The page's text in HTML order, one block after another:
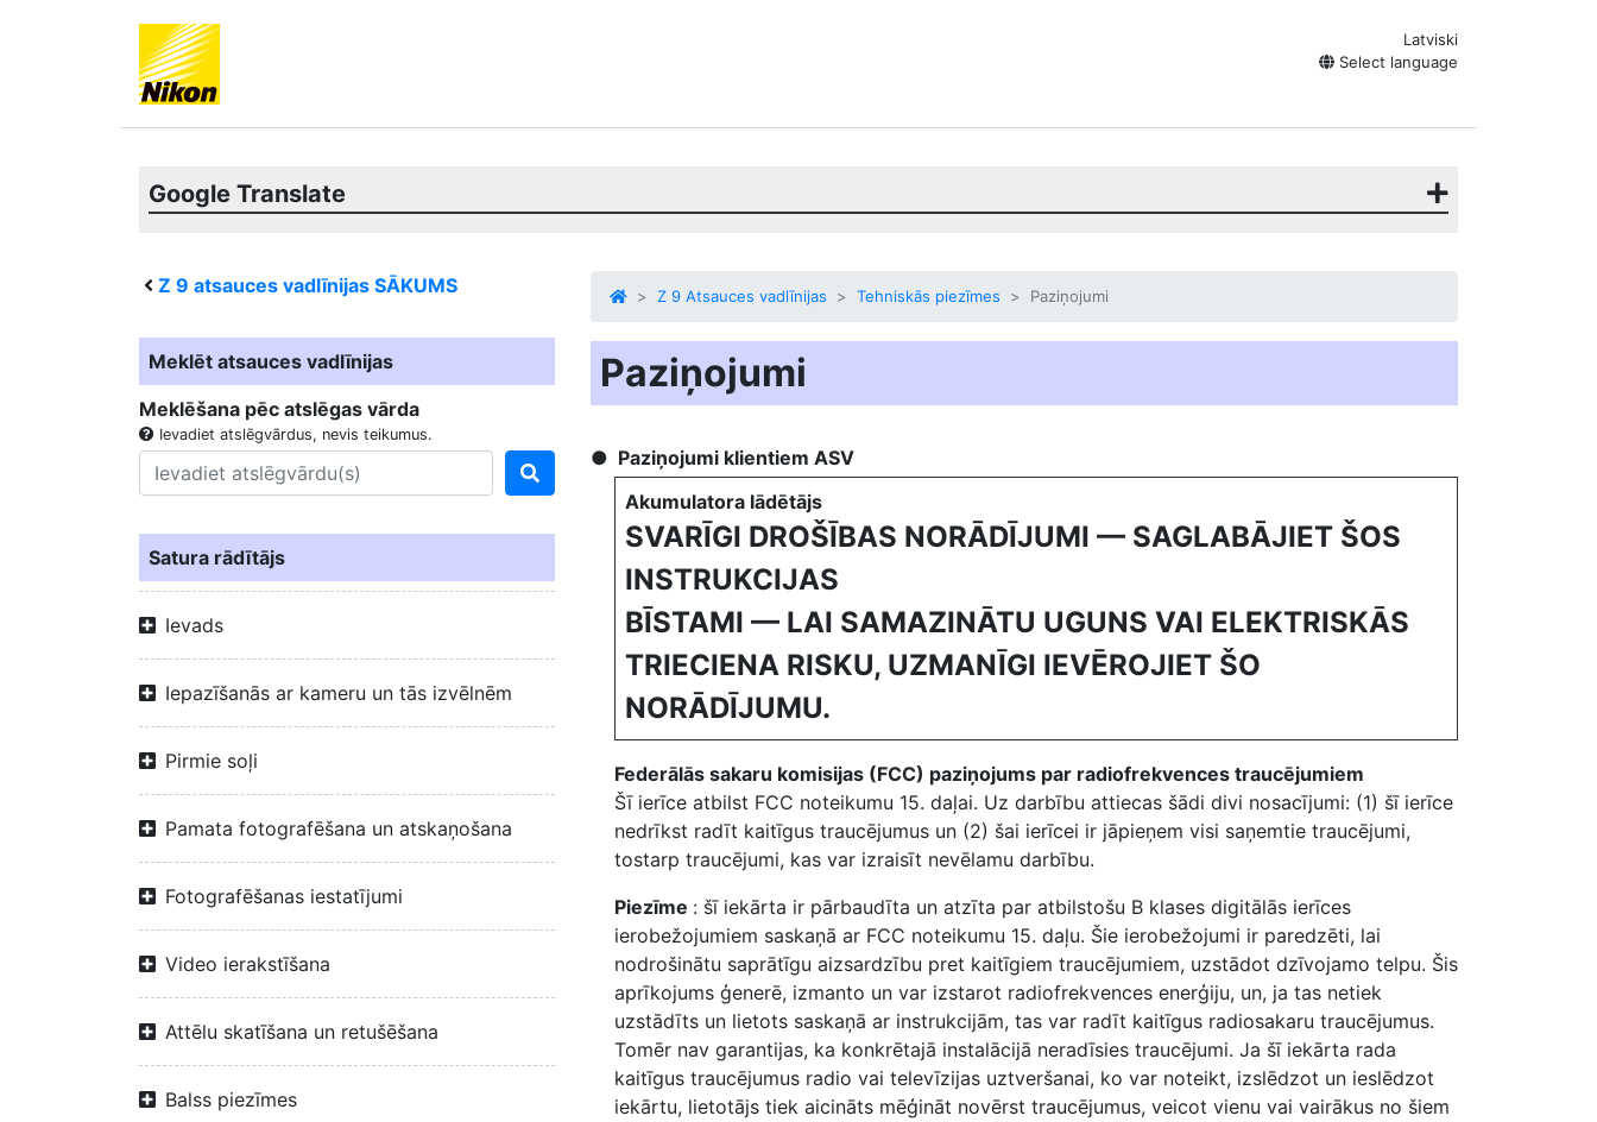
Latviski
Select language
Google Translate
Z 9 atsauces vadlīnijas SĀKUMS
Meklēt atsauces vadlīnijas
Meklēšana pēc atslēgas vārda
Ievadiet atslēgvārdus, nevis teikumus.
Satura rādītājs
Ievads
Iepazīšanās ar kameru un tās izvēlnēm
Pirmie soļi
Pamata fotografēšana un atskaņošana
Fotografēšanas iestatījumi
Video ierakstīšana
Attēlu skatīšana un retušēšana
Balss piezīmes
Z 9 Atsauces vadlīnijas Tehniskās piezīmes Paziņojumi
Paziņojumi
Paziņojumi klientiem ASV
Akumulatora lādētājs
SVARĪGI DROŠĪBAS NORĀDĪJUMI — SAGLABĀJIET ŠOS
INSTRUKCIJAS
BĪSTAMI — LAI SAMAZINĀTU UGUNS VAI ELEKTRISKĀS
TRIECIENA RISKU, UZMANĪGI IEVĒROJIET ŠO
NORĀDĪJUMU.
Federālās sakaru komisijas (FCC) paziņojums par radiofrekvences traucējumiem
Šī ierīce atbilst FCC noteikumu 15. daļai. Uz darbību attiecas šādi divi nosacījumi: (1) šī ierīce
nedrīkst radīt kaitīgus traucējumus un (2) šai ierīcei ir jāpieņem visi saņemtie traucējumi,
tostarp traucējumi, kas var izraisīt nevēlamu darbību.
Piezīme : šī iekārta ir pārbaudīta un atzīta par atbilstošu B klases digitālās ierīces
ierobežojumiem saskaņā ar FCC noteikumu 15. daļu. Šie ierobežojumi ir paredzēti, lai
nodrošinātu saprātīgu aizsardzību pret kaitīgiem traucējumiem, uzstādot dzīvojamo telpu. Šis
aprīkojums ģenerē, izmanto un var izstarot radiofrekvences enerģiju, un, ja tas netiek
uzstādīts un lietots saskaņā ar instrukcijām, tas var radīt kaitīgus radiosakaru traucējumus.
Tomēr nav garantijas, ka konkrētajā instalācijā neradīsies traucējumi. Ja šī iekārta rada
kaitīgus traucējumus radio vai televīzijas uztveršanai, ko var noteikt, izslēdzot un ieslēdzot
iekārtu, lietotājs tiek aicināts mēģināt novērst traucējumus, veicot vienu vai vairākus no šiem